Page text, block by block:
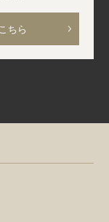
ちら